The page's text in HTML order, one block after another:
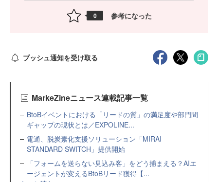
0 参考になった
プッシュ通知を受け取る
MarkeZineニュース連載記事一覧
BtoBイベントにおける「リードの質」の満足度や部門間
ギャップの現状とは／EXPOLINE...
電通、脱炭素化支援ソリューション「MIRAI
STANDARD SWITCH」提供開始
「フォームを送らない見込み客」をどう捕まえる？AIエ
ージェントが変えるBtoBリード獲得【...